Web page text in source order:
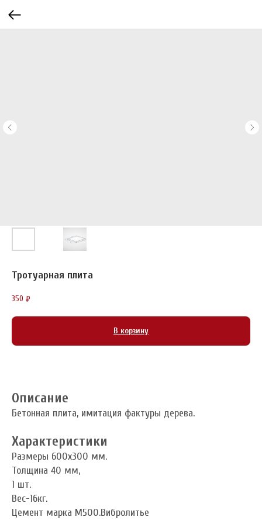
Тротуарная плита
350 ₽
В корзину
Описание
Бетонная плита, имитация фактуры дерева.
Характеристики
Размеры 600x300 мм.
Толщина 40 мм,
1 шт.
Вес-16кг.
Цемент марка М500.Вибролитье